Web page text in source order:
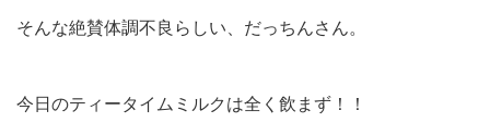
そんな絶賛体調不良らしい、だっちんさん。
今日のティータイムミルクは全く飲まず！！